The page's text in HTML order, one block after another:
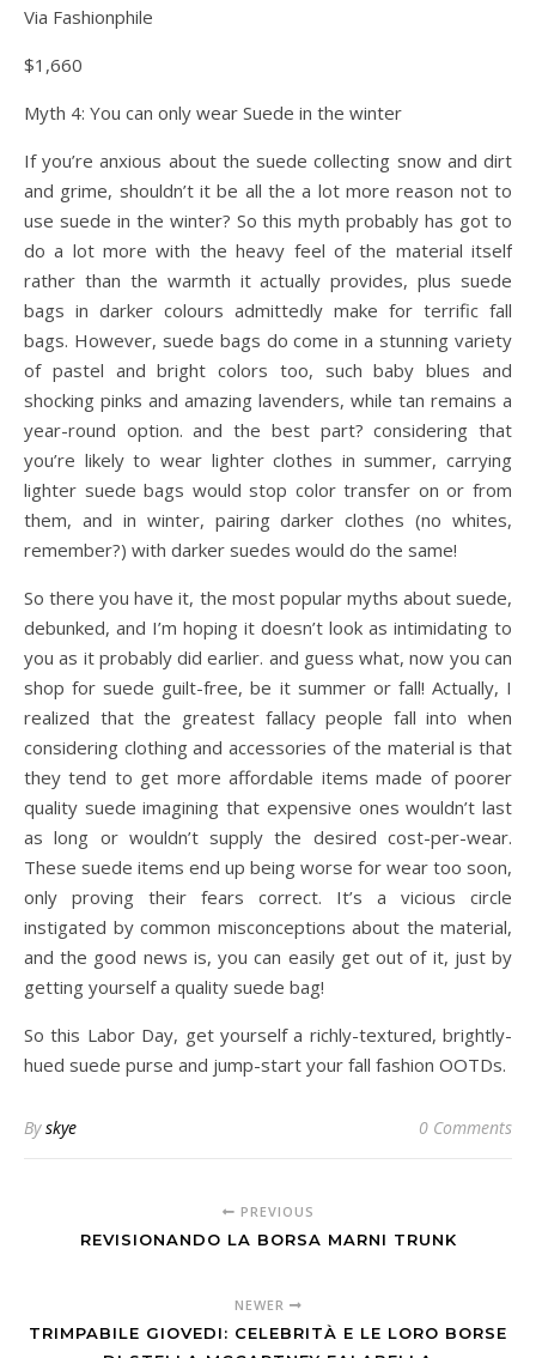
Via Fashionphile
$1,660
Myth 4: You can only wear Suede in the winter
If you’re anxious about the suede collecting snow and dirt
and grime, shouldn’t it be all the a lot more reason not to
use suede in the winter? So this myth probably has got to
do a lot more with the heavy feel of the material itself
rather than the warmth it actually provides, plus suede
bags in darker colours admittedly make for terrific fall
bags. However, suede bags do come in a stunning variety
of pastel and bright colors too, such baby blues and
shocking pinks and amazing lavenders, while tan remains a
year-round option. and the best part? considering that
you’re likely to wear lighter clothes in summer, carrying
lighter suede bags would stop color transfer on or from
them, and in winter, pairing darker clothes (no whites,
remember?) with darker suedes would do the same!
So there you have it, the most popular myths about suede,
debunked, and I’m hoping it doesn’t look as intimidating to
you as it probably did earlier. and guess what, now you can
shop for suede guilt-free, be it summer or fall! Actually, I
realized that the greatest fallacy people fall into when
considering clothing and accessories of the material is that
they tend to get more affordable items made of poorer
quality suede imagining that expensive ones wouldn’t last
as long or wouldn’t supply the desired cost-per-wear.
These suede items end up being worse for wear too soon,
only proving their fears correct. It’s a vicious circle
instigated by common misconceptions about the material,
and the good news is, you can easily get out of it, just by
getting yourself a quality suede bag!
So this Labor Day, get yourself a richly-textured, brightly-
hued suede purse and jump-start your fall fashion OOTDs.
Byskye 0 Comments
PREVIOUS
REVISIONANDO LA BORSA MARNI TRUNK
NEWER
TRIMPABILE GIOVEDI: CELEBRITÀ E LE LORO BORSE